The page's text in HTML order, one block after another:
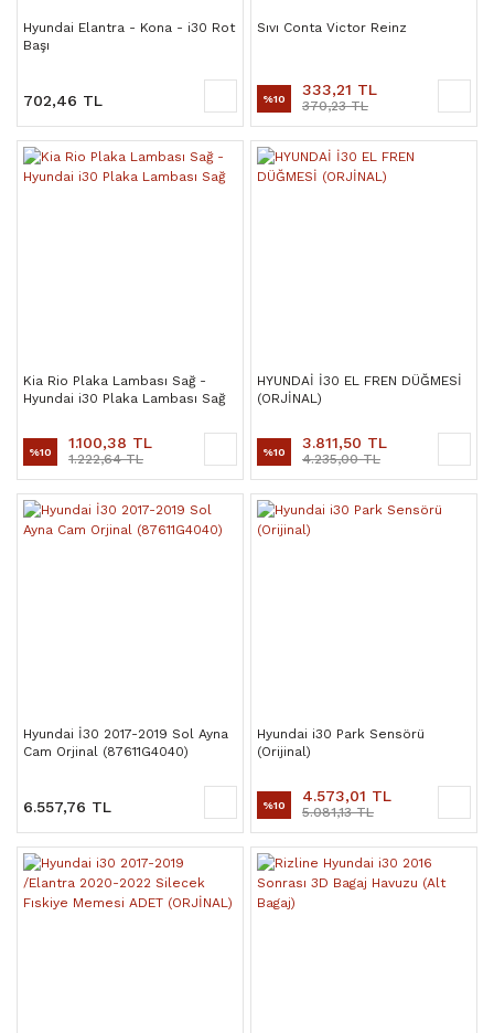
Hyundai Elantra - Kona - i30 Rot
Başı
702,46 TL
Sıvı Conta Victor Reinz
%10 333,21 TL
370,23 TL
Kia Rio Plaka Lambası Sağ -
Hyundai i30 Plaka Lambası Sağ
%10 1.100,38 TL
1.222,64 TL
HYUNDAİ İ30 EL FREN DÜĞMESİ
(ORJİNAL)
%10 3.811,50 TL
4.235,00 TL
Hyundai İ30 2017-2019 Sol Ayna
Cam Orjinal (87611G4040)
6.557,76 TL
Hyundai i30 Park Sensörü
(Orijinal)
%10 4.573,01 TL
5.081,13 TL